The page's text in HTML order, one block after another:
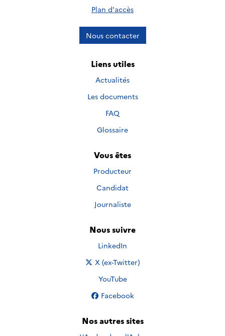
Plan d'accès
Nous contacter
Liens utiles
Actualités
Les documents
FAQ
Glossaire
Vous êtes
Producteur
Candidat
Journaliste
Nous suivre
Nous suivre sur
LinkedIn
Nous suivre sur
X (ex-Twitter)
Nous suivre sur
YouTube
Nous suivre sur
Facebook
Nos autres sites